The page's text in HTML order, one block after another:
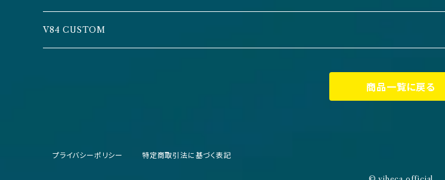
V84 CUSTOM
商品一覧に戻る
プライバシーポリシー 特定商取引法に基づく表記